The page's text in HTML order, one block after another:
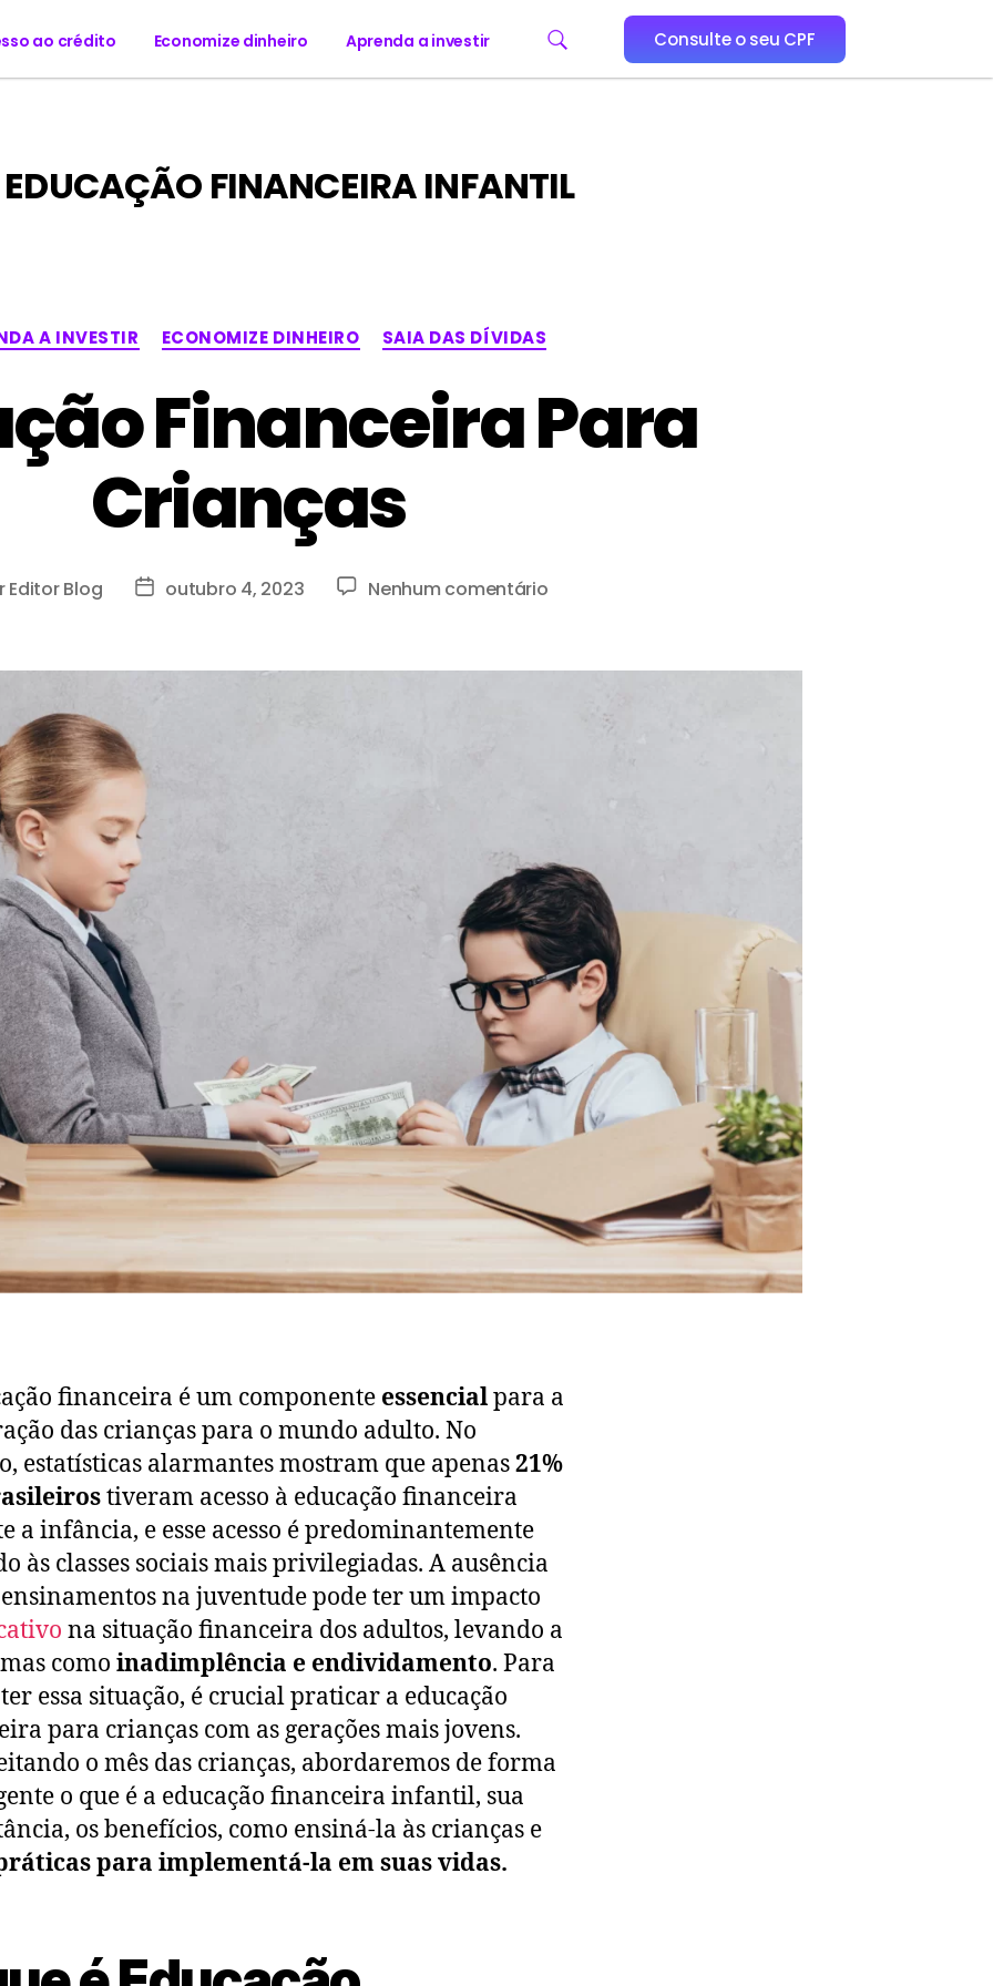
ao crédito Economize dinheiro Aprenda a investir Consulte o seu CPF
EDUCAÇÃO FINANCEIRA INFANTIL
A INVESTIR ECONOMIZE DINHEIRO SAIA DAS DÍVIDAS
Financeira Para
Crianças
Editor Blog outubro 4, 2023 Nenhum comentário
financeira é um componente essencialpara a
das crianças para o mundo adulto. No
estatísticas alarmantes mostram que apenas21%
tiveram acesso à educação financeira
a infância, e esse acesso é predominantemente
às classes sociais mais privilegiadas. A ausência
ensinamentos na juventude pode ter um impacto
na situação financeira dos adultos, levando a
como inadimplência e endividamento. Para
essa situação, é crucial praticar a educação
para crianças com as gerações mais jovens.
o mês das crianças, abordaremos de forma
o que é a educação financeira infantil, sua
os benefícios, como ensiná-la às crianças e
para implementá-la em suas vidas.